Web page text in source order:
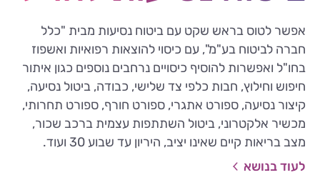
אפשר לטוס בראש שקט עם ביטוח נסיעות מבית "כלל
חברה לביטוח בע"מ", עם כיסוי להוצאות רפואיות ואשפוז
בחו"ל ואפשרות להוסיף כיסויים נרחבים נוספים כגון איתור
חיפוש וחילוץ, חבות כלפי צד שלישי, כבודה, ביטול נסיעה,
קיצור נסיעה, ספורט אתגרי, ספורט חורף, ספורט תחרותי,
מכשיר אלקטרוני, ביטול השתתפות עצמית ברכב שכור,
מצב בריאות קיים שאינו יציב, היריון עד שבוע 30 ועוד.
לעוד בנושא